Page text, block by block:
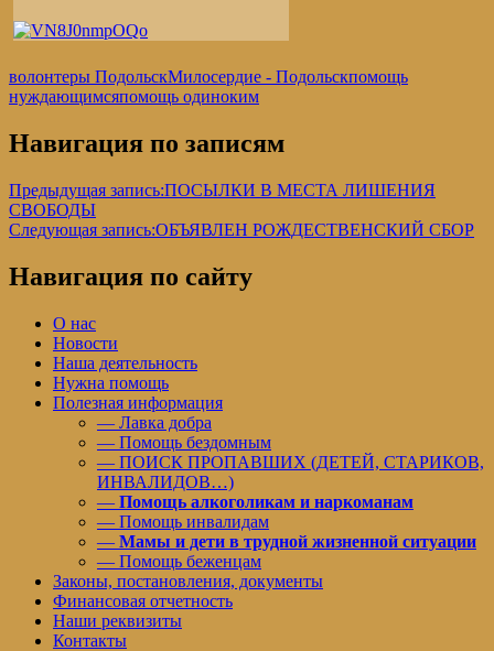
волонтеры ПодольскМилосердие - Подольскпомощь
нуждающимсяпомощь одиноким
Навигация по записям
Предыдущая запись:ПОСЫЛКИ В МЕСТА ЛИШЕНИЯ
СВОБОДЫ
Следующая запись:ОБЪЯВЛЕН РОЖДЕСТВЕНСКИЙ СБОР
Навигация по сайту
О нас
Новости
Наша деятельность
Нужна помощь
Полезная информация
— Лавка добра
— Помощь бездомным
— ПОИСК ПРОПАВШИХ (ДЕТЕЙ, СТАРИКОВ,
ИНВАЛИДОВ…)
— Помощь алкоголикам и наркоманам
— Помощь инвалидам
— Мамы и дети в трудной жизненной ситуации
— Помощь беженцам
Законы, постановления, документы
Финансовая отчетность
Наши реквизиты
Контакты